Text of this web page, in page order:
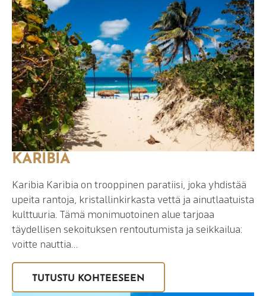
KARIBIA
Karibia Karibia on trooppinen paratiisi, joka yhdistää
upeita rantoja, kristallinkirkasta vettä ja ainutlaatuista
kulttuuria. Tämä monimuotoinen alue tarjoaa
täydellisen sekoituksen rentoutumista ja seikkailua:
voitte nauttia…
TUTUSTU KOHTEESEEN